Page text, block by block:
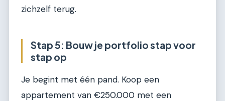
zichzelf terug.
Stap 5: Bouw je portfolio stap voor
stap op
Je begint met één pand. Koop een
appartement van €250.000 met een